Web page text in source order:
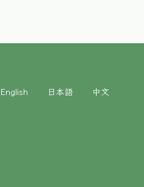
English 日本語 中文